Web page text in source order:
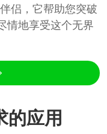
侣，它帮助您突破
情地享受这个无界
的应用